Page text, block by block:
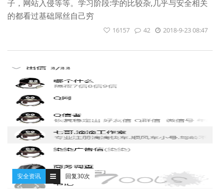
子，网站入侵等等。学习阶段:学的比较杂,几乎与安全相关
的都看过基础屌丝自己穷
2018-9-23 08:47
42
16157
安全资讯 回复30次